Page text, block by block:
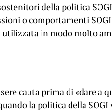
della politica
o comportamenti
utilizzata in modo molto
cauta prima di «dare a
la politica della SOGI